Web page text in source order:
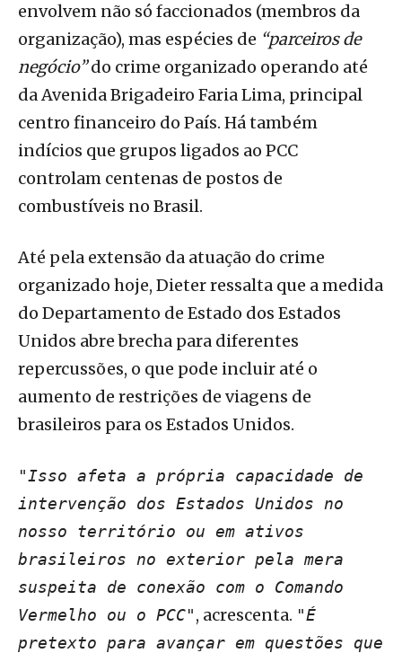
envolvem não só faccionados (membros da
organização), mas espécies de “parceiros de
negócio”do crime organizado operando até
da Avenida Brigadeiro Faria Lima, principal
centro financeiro do País. Há também
indícios que grupos ligados ao PCC
controlam centenas de postos de
combustíveis no Brasil.
Até pela extensão da atuação do crime
organizado hoje, Dieter ressalta que a medida
do Departamento de Estado dos Estados
Unidos abre brecha para diferentes
repercussões, o que pode incluir até o
aumento de restrições de viagens de
brasileiros para os Estados Unidos.
"Isso afeta a própria capacidade de
intervenção dos Estados Unidos no
nosso território ou em ativos
brasileiros no exterior pela mera
suspeita de conexão com o Comando
Vermelho ou o PCC", acrescenta. "É
pretexto para avançar em questões que